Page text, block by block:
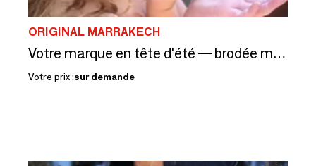
ORIGINAL MARRAKECH
Votre marque en tête d'été — brodée main, dans vos 26 couleurs
Votre prix :sur demande